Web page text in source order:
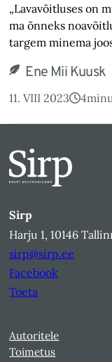
„Lavavõitluses on
ma õnneks
targem minema
Ene Mii Kuusk
11. VIII 2023 4
Sirp
Harju 1, 10146
sirp@sirp.ee
Facebook
Toeta
Autoritele
Toimetus